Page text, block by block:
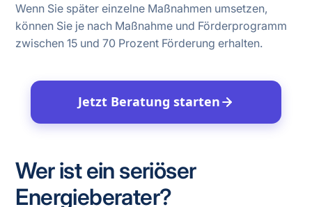
Wenn Sie später einzelne Maßnahmen umsetzen,
können Sie je nach Maßnahme und Förderprogramm
zwischen 15 und 70 Prozent Förderung erhalten.
Jetzt Beratung starten
Wer ist ein seriöser
Energieberater?